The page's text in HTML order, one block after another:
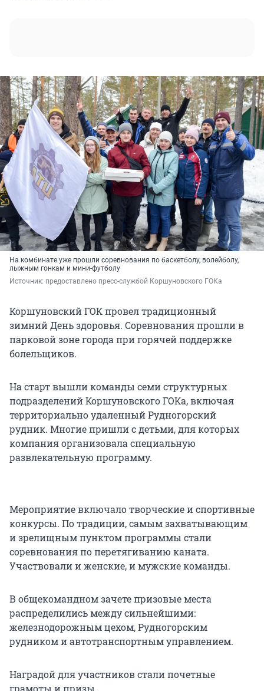
На комбинате уже прошли соревнования по баскетболу, волейболу,
лыжным гонкам и мини-футболу
Источник: предоставлено пресс-службой Коршуновского ГОКа
Коршуновский ГОК провел традиционный
зимний День здоровья. Соревнования прошли в
парковой зоне города при горячей поддержке
болельщиков.
На старт вышли команды семи структурных
подразделений Коршуновского ГОКа, включая
территориально удаленный Рудногорский
рудник. Многие пришли с детьми, для которых
компания организовала специальную
развлекательную программу.
Мероприятие включало творческие и спортивные
конкурсы. По традиции, самым захватывающим
и зрелищным пунктом программы стали
соревнования по перетягиванию каната.
Участвовали и женские, и мужские команды.
В общекомандном зачете призовые места
распределились между сильнейшими:
железнодорожным цехом, Рудногорским
рудником и автотранспортным управлением.
Наградой для участников стали почетные
грамоты и призы.